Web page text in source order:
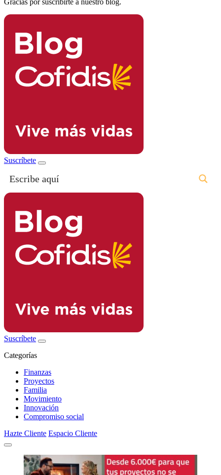
Suscríbete
Suscríbete
Categorías
Finanzas
Proyectos
Familia
Movimiento
Innovación
Compromiso social
Hazte Cliente Espacio Cliente